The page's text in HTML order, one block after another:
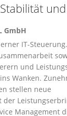
GmbH
IT-
und
Wanken.
stellen neue
Management